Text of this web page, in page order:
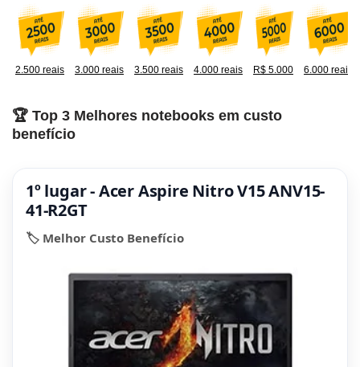
2.500 reais 3.000 reais 3.500 reais 4.000 reais R$ 5.000 6.000 reais
🏆 Top 3 Melhores notebooks em custo
benefício
1º lugar - Acer Aspire Nitro V15 ANV15-
41-R2GT
🏷️ Melhor Custo Benefício